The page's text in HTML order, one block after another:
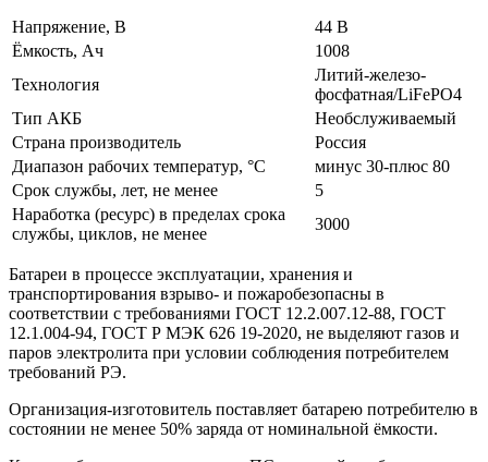
Напряжение, В
44 В
Ёмкость, Ач
1008
Технология
Литий-железо-
фосфатная/LiFePO4
Тип АКБ
Необслуживаемый
Страна производитель
Россия
Диапазон рабочих температур, °С
минус 30-плюс 80
Срок службы, лет, не менее
5
Наработка (ресурс) в пределах срока
службы, циклов, не менее
3000
Батареи в процессе эксплуатации, хранения и
транспортирования взрыво- и пожаробезопасны в
соответствии с требованиями ГОСТ 12.2.007.12-88, ГОСТ
12.1.004-94, ГОСТ Р МЭК 626 19-2020, не выделяют газов и
паров электролита при условии соблюдения потребителем
требований РЭ.
Организация-изготовитель поставляет батарею потребителю в
состоянии не менее 50% заряда от номинальной ёмкости.